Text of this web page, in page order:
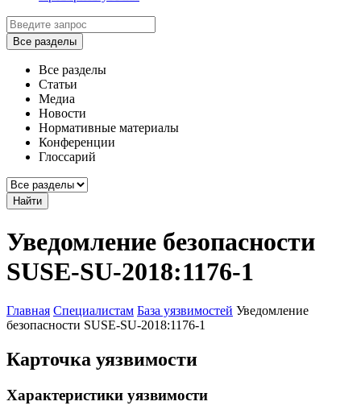
Все разделы
Все разделы
Статьи
Медиа
Новости
Нормативные материалы
Конференции
Глоссарий
Найти
Уведомление безопасности
SUSE-SU-2018:1176-1
Главная Специалистам База уязвимостей Уведомление
безопасности SUSE-SU-2018:1176-1
Карточка уязвимости
Характеристики уязвимости